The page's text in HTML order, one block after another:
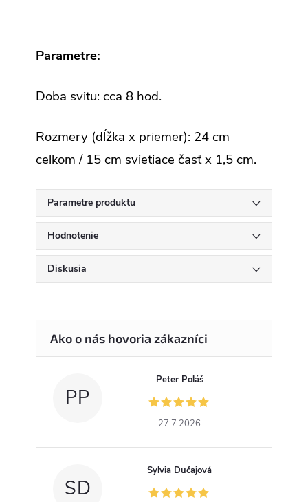
Parametre:
Doba svitu: cca 8 hod.
Rozmery (dĺžka x priemer): 24 cm
celkom / 15 cm svietiace časť x 1,5 cm.
Parametre produktu
Hodnotenie
Diskusia
PP
Peter Poláš
27.7.2026
SD
Sylvia Dučajová